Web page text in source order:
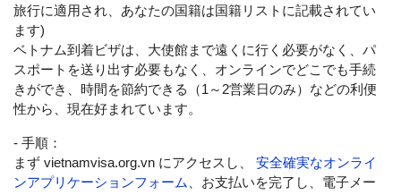
旅行に適用され、あなたの国籍は国籍リストに記載されてい
ます)
ベトナム到着ビザは、大使館まで遠くに行く必要がなく、パ
スポートを送り出す必要もなく、オンラインでどこでも手続
きができ、時間を節約できる（1～2営業日のみ）などの利便
性から、現在好まれています。
- 手順：
まず vietnamvisa.org.vn にアクセスし、
安全確実なオンライ
ンアプリケーションフォーム
、お支払いを完了し、電子メー